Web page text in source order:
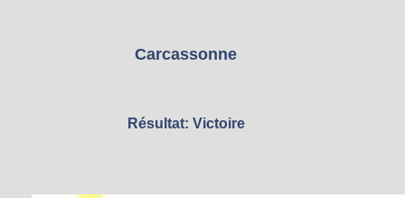
Carcassonne
Résultat: Victoire